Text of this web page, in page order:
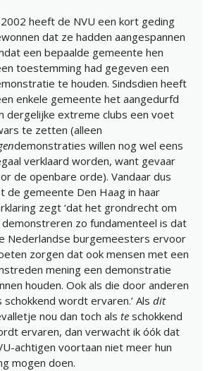
heeft de NVU een kort geding
dat ze hadden aangespannen
een bepaalde gemeente hen
toestemming had gegeven een
te houden. Sindsdien heeft
enkele gemeente het aangedurfd
dergelijke extreme clubs een voet
te zetten (alleen
demonstraties willen nog wel eens
verklaard worden, want gevaar
de openbare orde). Vandaar dus
de gemeente Den Haag in haar
zegt ‘dat het grondrecht om
zo fundamenteel is dat
Nederlandse burgemeesters ervoor
zorgen dat ook mensen met een
mening een demonstratie
houden. Ook als die door anderen
schokkend wordt ervaren.’ Als dit
nou dan toch als te schokkend
ervaren, dan verwacht ik óók dat
achtigen voortaan niet meer hun
mogen doen.